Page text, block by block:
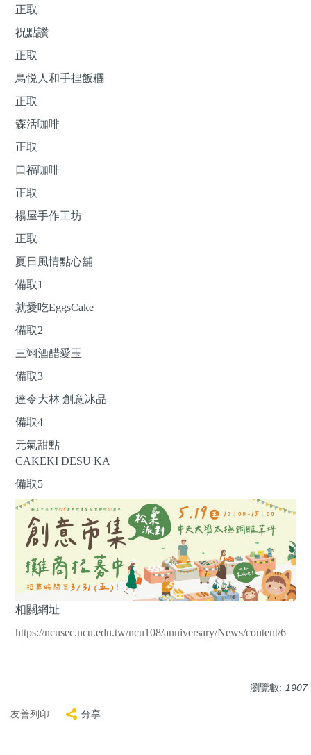
正取
祝點讚
正取
鳥悦人和手捏飯糰
正取
森活咖啡
正取
口福咖啡
正取
楊屋手作工坊
正取
夏日風情點心舖
備取1
就愛吃EggsCake
備取2
三翊酒醋愛玉
備取3
達令大林 創意冰品
備取4
元氣甜點
CAKEKI DESU KA
備取5
相關網址
https://ncusec.ncu.edu.tw/ncu108/anniversary/News/content/6
瀏覽數: 1907
友善列印 分享